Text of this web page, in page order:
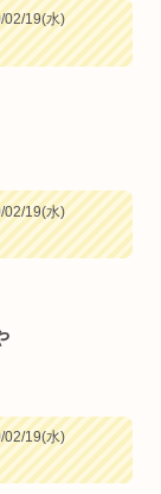
02/19(水)
02/19(水)
02/19(水)